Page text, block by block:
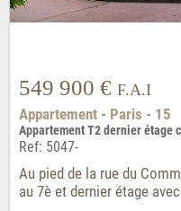
549 900 € F.A.I
Appartement - Paris - 15
Appartement T2 dernier étage
Ref: 5047-
Au pied de la rue du
au 7è et dernier étage